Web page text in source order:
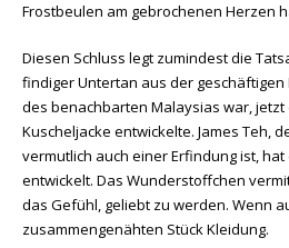
Frostbeulen am gebrochenen Herzen
Diesen Schluss legt zumindest die
findiger Untertan aus der geschäftigen
des benachbarten Malaysias war,
Kuscheljacke entwickelte. James Teh,
vermutlich auch einer Erfindung ist,
entwickelt. Das Wunderstoffchen
das Gefühl, geliebt zu werden. Wenn
zusammengenähten Stück Kleidung.